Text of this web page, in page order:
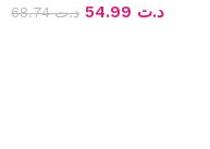
د.ت68.74 د.ت